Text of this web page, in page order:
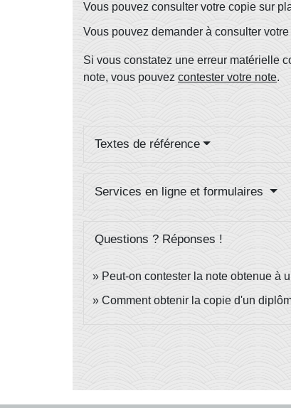
Vous pouvez consulter votre copie sur
Vous pouvez demander à consulter
Si vous constatez une erreur matérielle
note, vous pouvez contester votre note.
Textes de référence
Services en ligne et formulaires
Questions ? Réponses !
Peut-on contester la note obtenue à
Comment obtenir la copie d'un